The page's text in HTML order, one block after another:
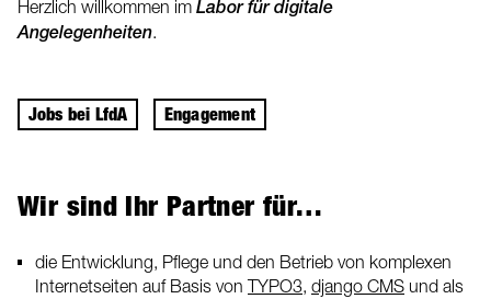
Herzlich willkommen im Labor für digitale
Angelegenheiten.
Jobs bei LfdA Engagement
Wir sind Ihr Partner für…
die Entwicklung, Pflege und den Betrieb von komplexen
Internetseiten auf Basis von TYPO3, django CMS und als